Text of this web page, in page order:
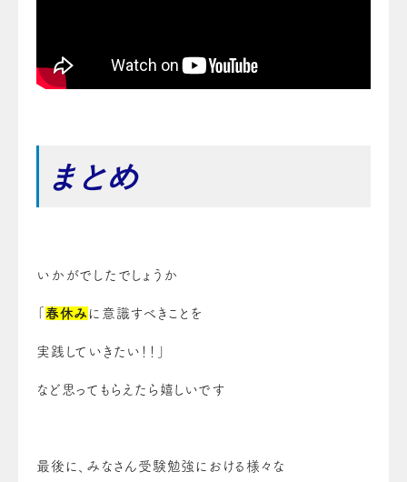
まとめ
いかがでしたでしょうか
春休み に意識すべきことを
実践していきたい！！」
など思ってもらえたら嬉しいです
最後に、みなさん受験勉強における様々な